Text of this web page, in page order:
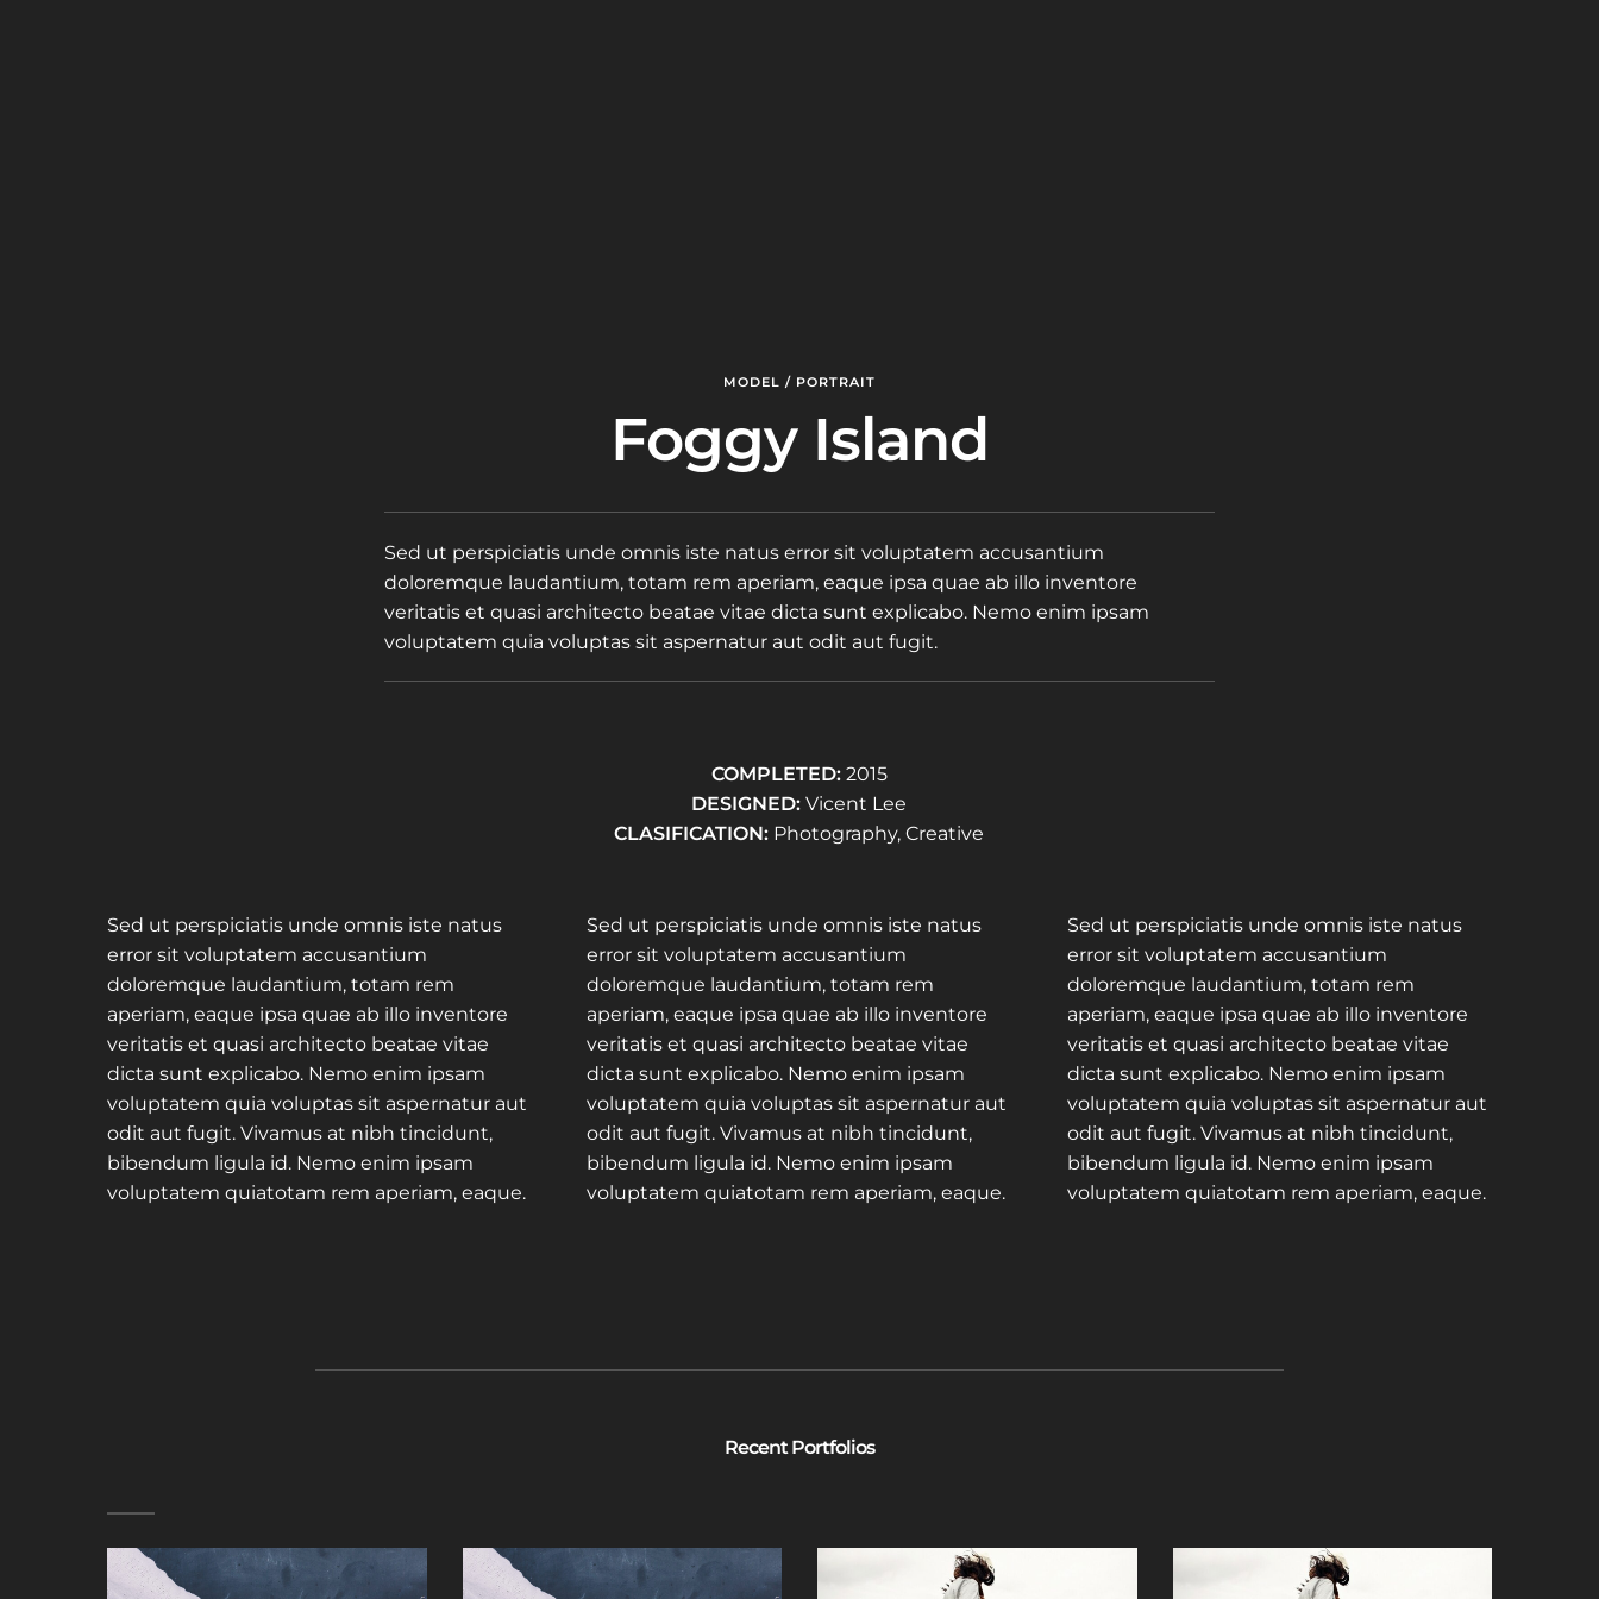
MODEL / PORTRAIT
Foggy Island
Sed ut perspiciatis unde omnis iste natus error sit voluptatem accusantium
doloremque laudantium, totam rem aperiam, eaque ipsa quae ab illo inventore
veritatis et quasi architecto beatae vitae dicta sunt explicabo. Nemo enim ipsam
voluptatem quia voluptas sit aspernatur aut odit aut fugit.
COMPLETED:2015
DESIGNED: Vicent Lee
CLASIFICATION: Photography, Creative
Sed ut perspiciatis unde omnis iste natus
error sit voluptatem accusantium
doloremque laudantium, totam rem
aperiam, eaque ipsa quae ab illo inventore
veritatis et quasi architecto beatae vitae
dicta sunt explicabo. Nemo enim ipsam
voluptatem quia voluptas sit aspernatur aut
odit aut fugit. Vivamus at nibh tincidunt,
bibendum ligula id. Nemo enim ipsam
voluptatem quiatotam rem aperiam, eaque.
Sed ut perspiciatis unde omnis iste natus
error sit voluptatem accusantium
doloremque laudantium, totam rem
aperiam, eaque ipsa quae ab illo inventore
veritatis et quasi architecto beatae vitae
dicta sunt explicabo. Nemo enim ipsam
voluptatem quia voluptas sit aspernatur aut
odit aut fugit. Vivamus at nibh tincidunt,
bibendum ligula id. Nemo enim ipsam
voluptatem quiatotam rem aperiam, eaque.
Sed ut perspiciatis unde omnis iste natus
error sit voluptatem accusantium
doloremque laudantium, totam rem
aperiam, eaque ipsa quae ab illo inventore
veritatis et quasi architecto beatae vitae
dicta sunt explicabo. Nemo enim ipsam
voluptatem quia voluptas sit aspernatur aut
odit aut fugit. Vivamus at nibh tincidunt,
bibendum ligula id. Nemo enim ipsam
voluptatem quiatotam rem aperiam, eaque.
Recent Portfolios